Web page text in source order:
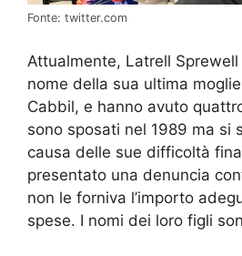
Fonte: twitter.com
Attualmente, Latrell
nome della sua ultima
Cabbil, e hanno avuto
sono sposati nel 1989 ma si
causa delle sue difficoltà
presentato una denuncia
non le forniva l’importo
spese. I nomi dei loro figli